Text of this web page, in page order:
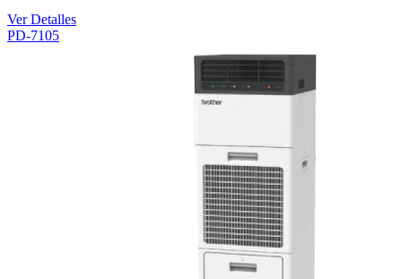
Ver Detalles
PD-7105